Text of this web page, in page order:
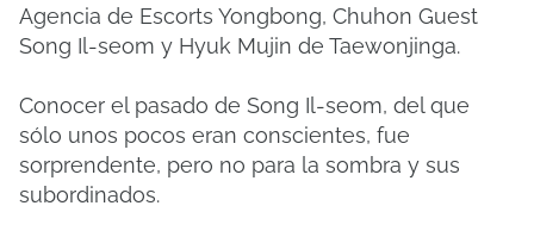
Agencia de Escorts Yongbong, Chuhon Guest
Song Il-seom y Hyuk Mujin de Taewonjinga.
Conocer el pasado de Song Il-seom, del que
sólo unos pocos eran conscientes, fue
sorprendente, pero no para la sombra y sus
subordinados.